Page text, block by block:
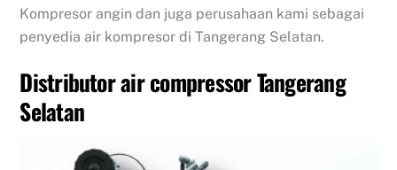
Kompresor angin dan juga perusahaan kami sebagai
penyedia air kompresor di Tangerang Selatan.
Distributor air compressor Tangerang
Selatan